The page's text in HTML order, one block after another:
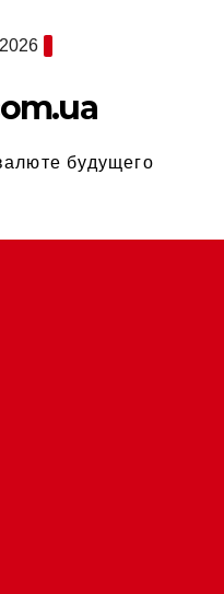
будущего